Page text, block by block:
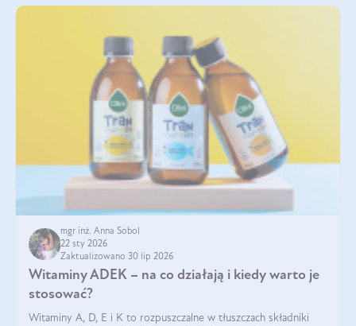
mgr inż. Anna Sobol
22 sty 2026
Zaktualizowano 30 lip 2026
Witaminy ADEK – na co działają i kiedy warto je
stosować?
Witaminy A, D, E i K to rozpuszczalne w tłuszczach składniki